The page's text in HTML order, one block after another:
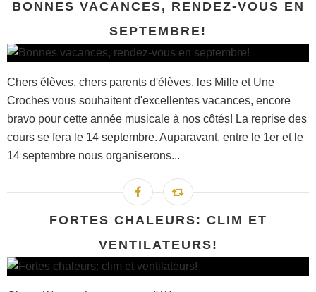
BONNES VACANCES, RENDEZ-VOUS EN
SEPTEMBRE!
Chers élèves, chers parents d'élèves, les Mille et Une
Croches vous souhaitent d'excellentes vacances, encore
bravo pour cette année musicale à nos côtés! La reprise des
cours se fera le 14 septembre. Auparavant, entre le 1er et le
14 septembre nous organiserons...
FORTES CHALEURS: CLIM ET
VENTILATEURS!